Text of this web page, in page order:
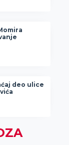
deo ulice